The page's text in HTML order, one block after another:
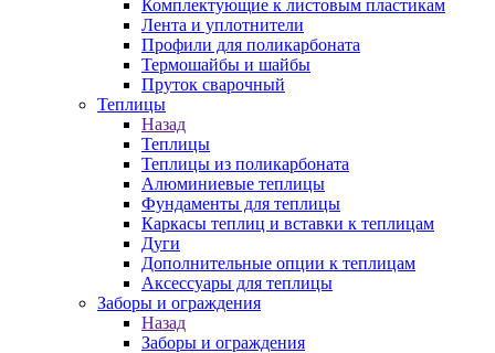
Комплектующие к листовым пластикам
Лента и уплотнители
Профили для поликарбоната
Термошайбы и шайбы
Пруток сварочный
Теплицы
Назад
Теплицы
Теплицы из поликарбоната
Алюминиевые теплицы
Фундаменты для теплицы
Каркасы теплиц и вставки к теплицам
Дуги
Дополнительные опции к теплицам
Аксессуары для теплицы
Заборы и ограждения
Назад
Заборы и ограждения